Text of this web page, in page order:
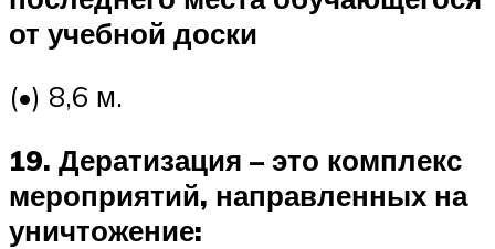
от учебной доски
(•) 8,6 м.
19. Дератизация – это комплекс
мероприятий, направленных на
уничтожение: